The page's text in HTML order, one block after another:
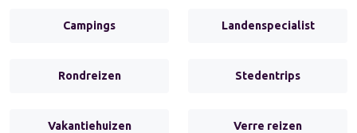
Campings Landenspecialist
Rondreizen Stedentrips
Vakantiehuizen Verre reizen